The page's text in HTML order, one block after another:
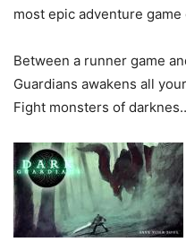
most epic adventure
Between a runner game
Guardians awakens all
Fight monsters of